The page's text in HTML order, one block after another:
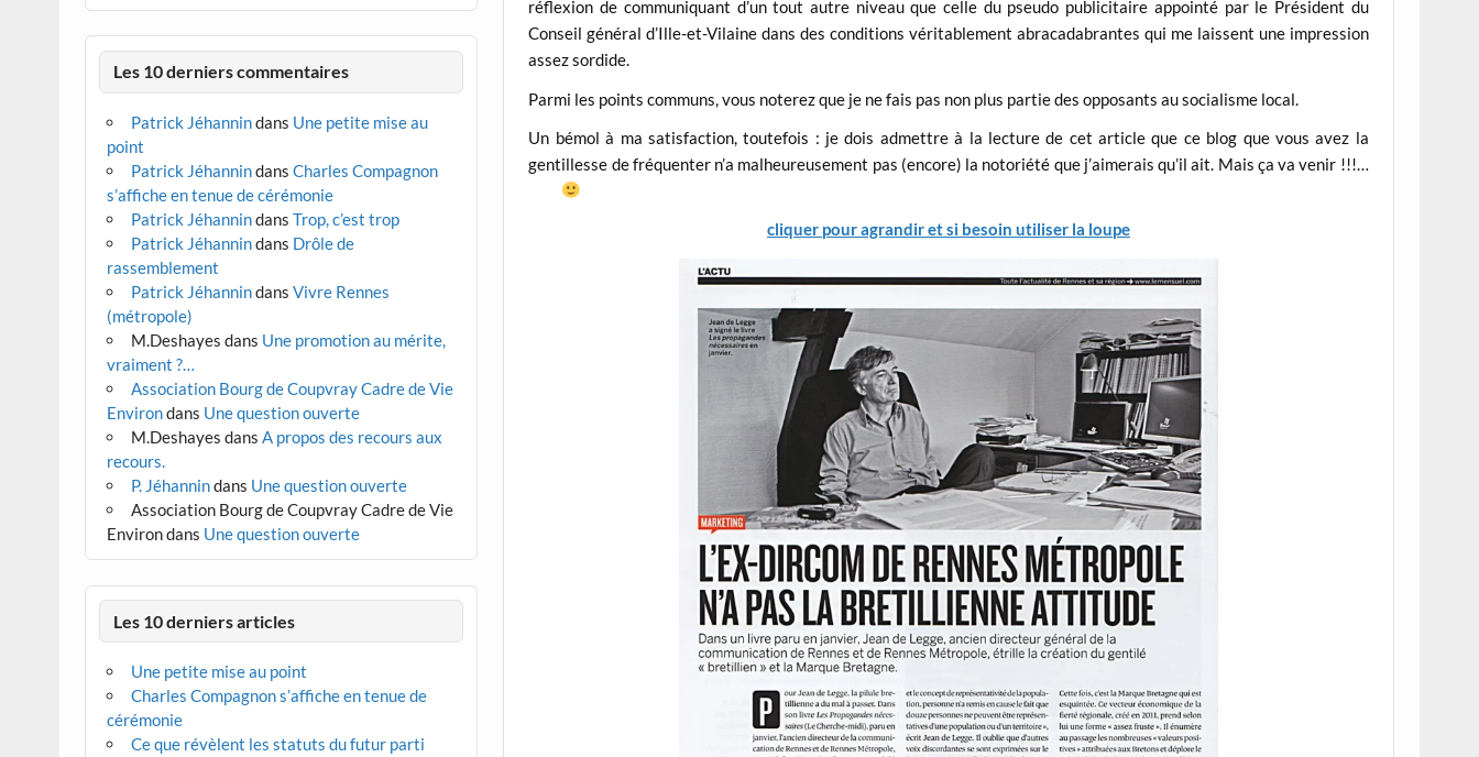
réflexion de communiquant d’un tout autre niveau que celle du pseudo publicitaire appointé par le Président du
Conseil général d’Ille-et-Vilaine dans des conditions véritablement abracadabrantes qui me laissent une impression
assez sordide.
Parmi les points communs, vous noterez que je ne fais pas non plus partie des opposants au socialisme local.
Un bémol à ma satisfaction, toutefois : je dois admettre à la lecture de cet article que ce blog que vous avez la
gentillesse de fréquenter n’a malheureusement pas (encore) la notoriété que j’aimerais qu’il ait. Mais ça va venir !!!…
cliquer pour agrandir et si besoin utiliser la loupe
Les 10 derniers commentaires
Patrick Jéhannindans Une petite mise au
point
Patrick Jéhannindans Charles Compagnon
s’affiche en tenue de cérémonie
Patrick Jéhannindans Trop, c’est trop
Patrick Jéhannindans Drôle de
rassemblement
Patrick Jéhannindans Vivre Rennes
(métropole)
M.Deshayes dans Une promotion au mérite,
vraiment ?…
Association Bourg de Coupvray Cadre de Vie
Environdans Une question ouverte
M.Deshayes dans A propos des recours aux
recours.
P. Jéhannindans Une question ouverte
Association Bourg de Coupvray Cadre de Vie
Environdans Une question ouverte
Les 10 derniers articles
Une petite mise au point
Charles Compagnon s’affiche en tenue de
cérémonie
Ce que révèlent les statuts du futur parti